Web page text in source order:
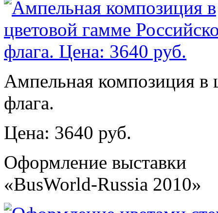
Ампельная композиция в
флага.
Цена: 3640 руб.
Оформление выставки
«BusWorld-Russia 2010»